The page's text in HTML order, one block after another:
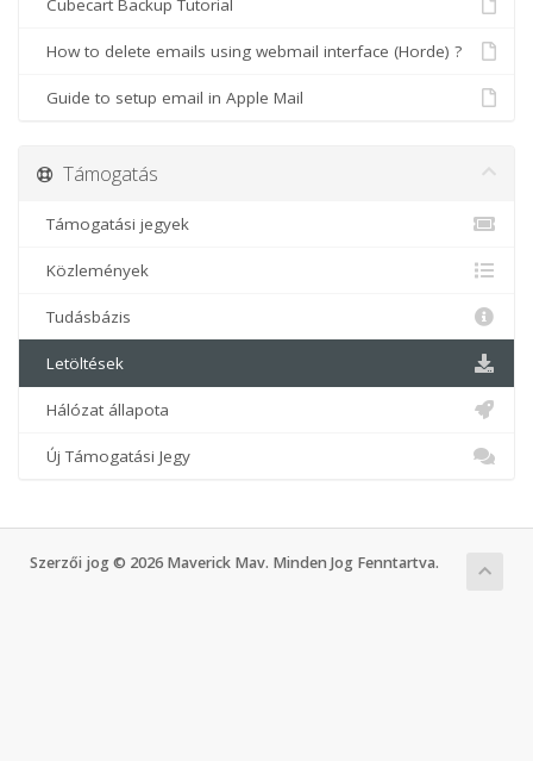
Cubecart Backup Tutorial
How to delete emails using webmail interface (Horde) ?
Guide to setup email in Apple Mail
Támogatás
Támogatási jegyek
Közlemények
Tudásbázis
Letöltések
Hálózat állapota
Új Támogatási Jegy
Szerzői jog © 2026 Maverick Mav. Minden Jog Fenntartva.